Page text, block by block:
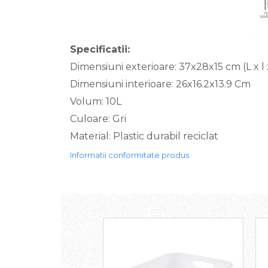
Specificatii:
Dimensiuni exterioare: 37x28x15 cm (L x l
Dimensiuni interioare: 26x16.2x13.9 Cm
Volum: 10L
Culoare: Gri
Material: Plastic durabil reciclat
Informatii conformitate produs